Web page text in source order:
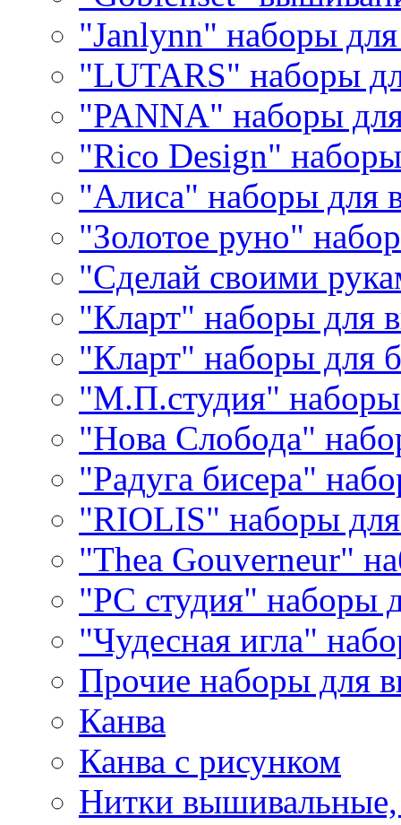
"Janlynn" наборы
"LUTARS" наборы
"PANNA" наборы
"Rico Design"
"Алиса" наборы для
"Золотое руно"
"Сделай своими
"Кларт" наборы для
"Кларт" наборы для
"М.П.студия"
"Нова Слобода"
"Радуга бисера"
"RIOLIS" наборы
"Thea Gouverneur"
"РС студия" наборы
"Чудесная игла"
Прочие наборы для
Канва
Канва с рисунком
Нитки